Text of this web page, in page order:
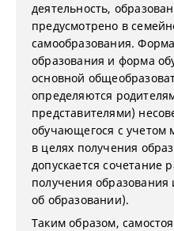
деятельность,
предусмотрено в
самообразования.
образования и форма
основной
определяются
представителями)
обучающегося с учетом
в целях получения
допускается сочетание
получения образования
об образовании).
Таким образом,